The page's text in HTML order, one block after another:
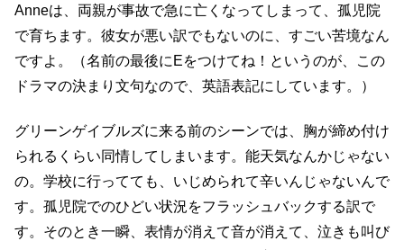
Anneは、両親が事故で急に亡くなってしまって、孤児院
で育ちます。彼女が悪い訳でもないのに、すごい苦境なん
ですよ。（名前の最後にEをつけてね！というのが、この
ドラマの決まり文句なので、英語表記にしています。）
グリーンゲイブルズに来る前のシーンでは、胸が締め付け
られるくらい同情してしまいます。能天気なんかじゃない
の。学校に行ってても、いじめられて辛いんじゃないんで
す。孤児院でのひどい状況をフラッシュバックする訳で
す。そのとき一瞬、表情が消えて音が消えて、泣きも叫び